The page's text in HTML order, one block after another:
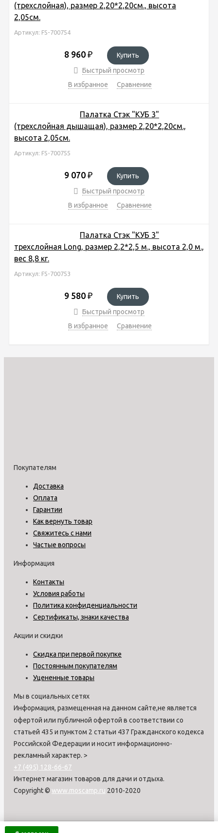
(трехслойная), размер 2,20*2,20см., высота
2,05см.
Артикул: FS-700754
8 960 ₽
Купить
Быстрый просмотр
В избранное
Сравнение
Палатка Стэк "КУБ 3"
(трехслойная дышащая), размер 2,20*2,20см.,
высота 2,05см.
Артикул: FS-700755
9 070 ₽
Купить
Быстрый просмотр
В избранное
Сравнение
Палатка Стэк "КУБ 3"
трехслойная Long, размер 2,2*2,5 м., высота 2,0 м.,
вес 8,8 кг.
Артикул: FS-700753
9 580 ₽
Купить
Быстрый просмотр
В избранное
Сравнение
Покупателям
Доставка
Оплата
Гарантии
Как вернуть товар
Свяжитесь с нами
Частые вопросы
Информация
Контакты
Условия работы
Политика конфиденциальности
Сертификаты, знаки качества
Акции и скидки
Скидка при первой покупке
Постоянным покупателям
Уцененные товары
Мы в социальных сетях
Информация, размещенная на данном сайте,не является
офертой или публичной офертой в соответствии со
статьей 435 и пунктом 2 статьи 437 Гражданского кодекса
Российской Федерации и носит информационно-
рекламный характер. >
+7 (495) 128-66-67
Интернет магазин товаров для дачи и отдыха.
Copyright © www.moscamp.ru 2010-2020